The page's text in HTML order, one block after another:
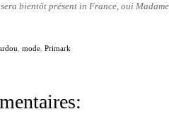
bientôt présent in France, oui
mode Primark